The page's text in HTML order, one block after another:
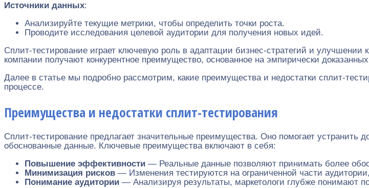
Источники данных:
Анализируйте текущие метрики, чтобы определить точки роста.
Проводите исследования целевой аудитории для получения новых идей.
Сплит-тестирование играет ключевую роль в адаптации бизнес-стратегий и улучшении
компании получают конкурентное преимущество, основанное на эмпирически
Далее в статье мы подробно рассмотрим, какие преимущества и недостатки сплит-
процессе.
Преимущества и недостатки сплит-тестирования
Сплит-тестирование предлагает значительные преимущества. Оно помогает устранить
обоснованные данные. Ключевые преимущества включают в себя:
Повышение эффективности — Реальные данные позволяют принимать более
Минимизация рисков — Изменения тестируются на ограниченной части
Понимание аудитории — Анализируя результаты, маркетологи глубже понимают